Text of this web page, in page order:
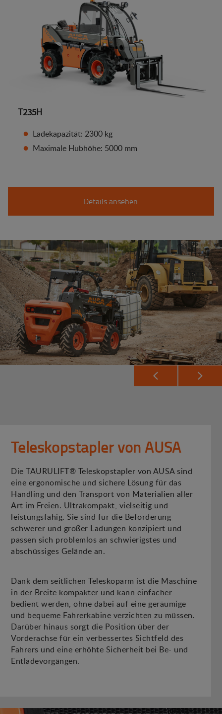
T235H
Ladekapazität: 2300 kg
Maximale Hubhöhe: 5000 mm
Details ansehen
Teleskopstapler von AUSA
Die TAURULIFT® Teleskopstapler von AUSA sind
eine ergonomische und sichere Lösung für das
Handling und den Transport von Materialien aller
Art im Freien. Ultrakompakt, vielseitig und
leistungsfähig. Sie sind für die Beförderung
schwerer und großer Ladungen konzipiert und
passen sich problemlos an schwierigstes und
abschüssiges Gelände an.
Dank dem seitlichen Teleskoparm ist die Maschine
in der Breite kompakter und kann einfacher
bedient werden, ohne dabei auf eine geräumige
und bequeme Fahrerkabine verzichten zu müssen.
Darüber hinaus sorgt die Position über der
Vorderachse für ein verbessertes Sichtfeld des
Fahrers und eine erhöhte Sicherheit bei Be- und
Entladevorgängen.